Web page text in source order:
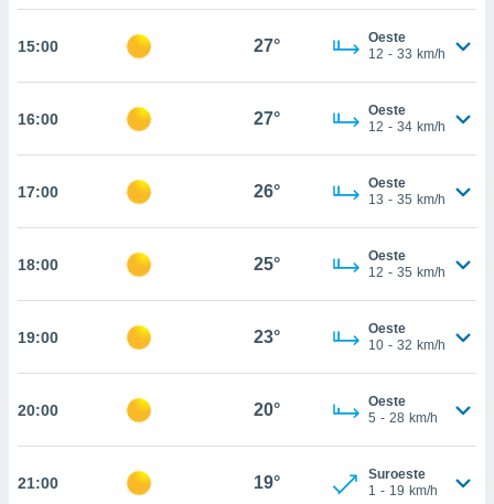
que
sean
para
ni para
no
web a
15:00 27°
Oeste
12 - 33 km/h
16:00 27°
Oeste
12 - 34 km/h
17:00 26°
Oeste
13 - 35 km/h
18:00 25°
Oeste
12 - 35 km/h
19:00 23°
Oeste
10 - 32 km/h
20:00 20°
Oeste
5 - 28 km/h
21:00 19°
Suroeste
1 - 19 km/h